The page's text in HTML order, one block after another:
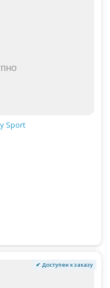
Sport
✔ Доступен к заказу